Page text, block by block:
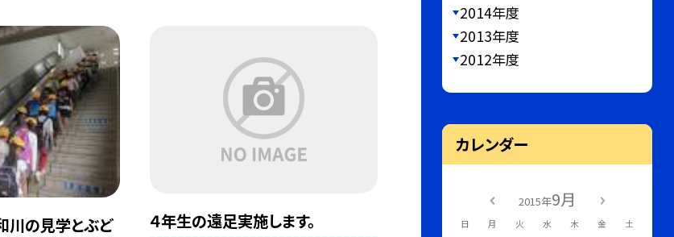
川の見学とぶど
４年生の遠足実施します。
2014年度
2013年度
2012年度
カレンダー
2015年9月
日 月 火 水 木 金 土